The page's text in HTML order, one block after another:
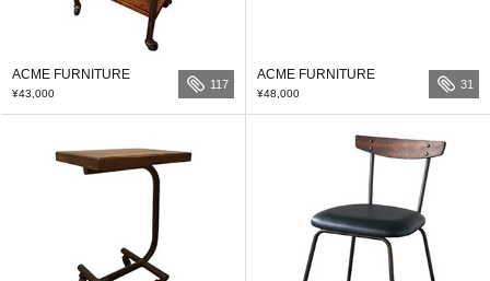
ACME FURNITURE
¥43,000
117
ACME FURNITURE
¥48,000
31